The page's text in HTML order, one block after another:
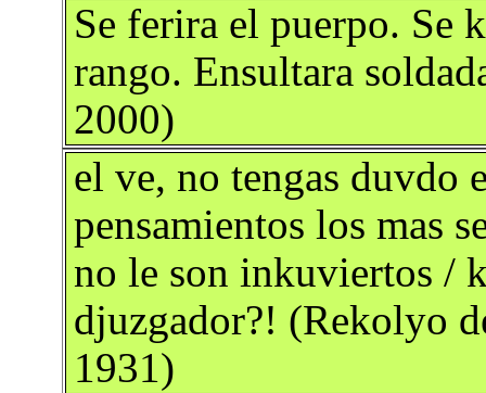
Se ferira el puerpo. Se
rango. Ensultara
2000)
el ve, no tengas duvdo
pensamientos los mas
no le son inkuviertos /
djuzgador?! (Rekolyo
1931)